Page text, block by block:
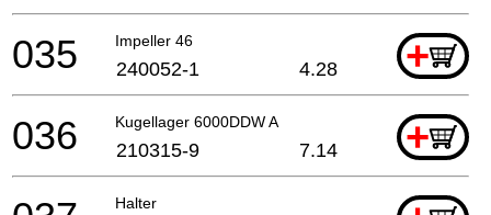
Impeller 46 +
035 240052-1 4.28
Kugellager 6000DDW A +
036 210315-9 7.14
Halter